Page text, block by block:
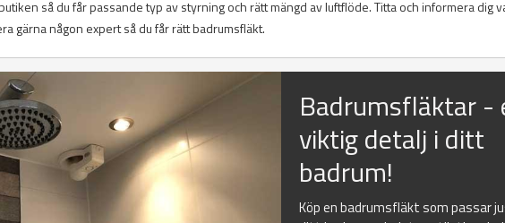
så du får passande typ av styrning och rätt mängd av luftflöde. Titta och informera dig
gärna någon expert så du får rätt badrumsfläkt.
Badrumsfläktar -
viktig detalj i ditt
badrum!
Köp en badrumsfläkt som passar